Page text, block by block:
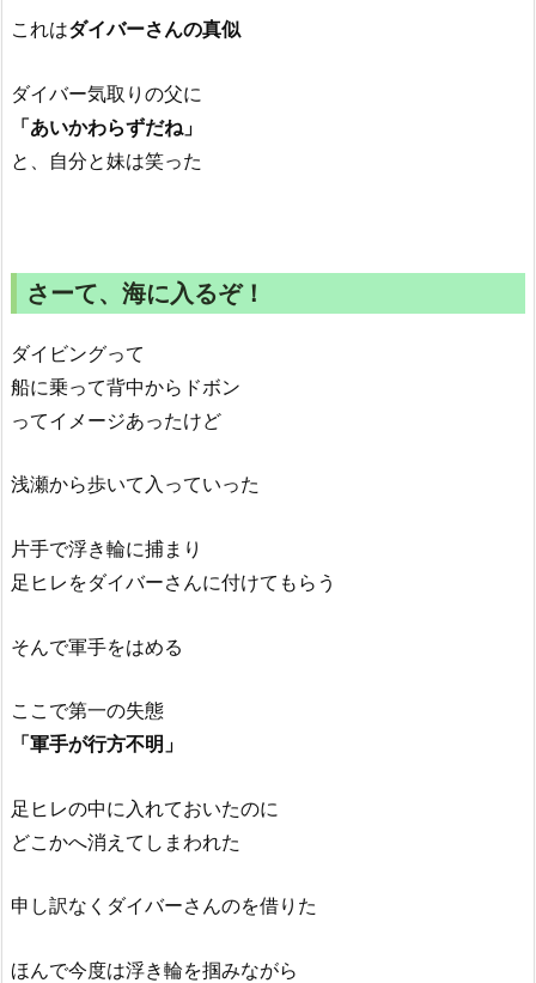
これはダイバーさんの真似
ダイバー気取りの父に
「あいかわらずだね」
と、自分と妹は笑った
さーて、海に入るぞ！
ダイビングって
船に乗って背中からドボン
ってイメージあったけど
浅瀬から歩いて入っていった
片手で浮き輪に捕まり
足ヒレをダイバーさんに付けてもらう
そんで軍手をはめる
ここで第一の失態
「軍手が行方不明」
足ヒレの中に入れておいたのに
どこかへ消えてしまわれた
申し訳なくダイバーさんのを借りた
ほんで今度は浮き輪を掴みながら